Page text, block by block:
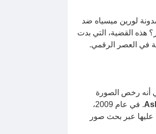
لورين ميسياه ضد
هذه القضية، التي بدت
في العصر الرقمي.
في كتاب عام 2000. ادعى المدعي أنه رخص الصورة
. في عام 2009،
عبر بحث صور